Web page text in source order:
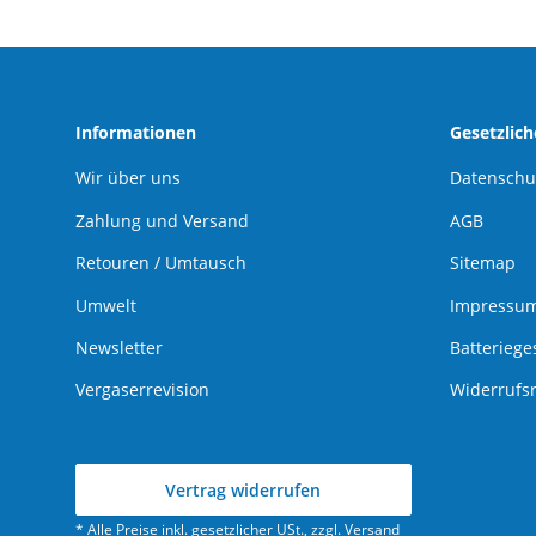
Informationen
Wir über uns
Zahlung und Versand
Retouren / Umtausch
Umwelt
Newsletter
Vergaserrevision
AGB
Sitemap
Vertrag widerrufen
* Alle Preise inkl. gesetzlicher USt., zzgl.Versand